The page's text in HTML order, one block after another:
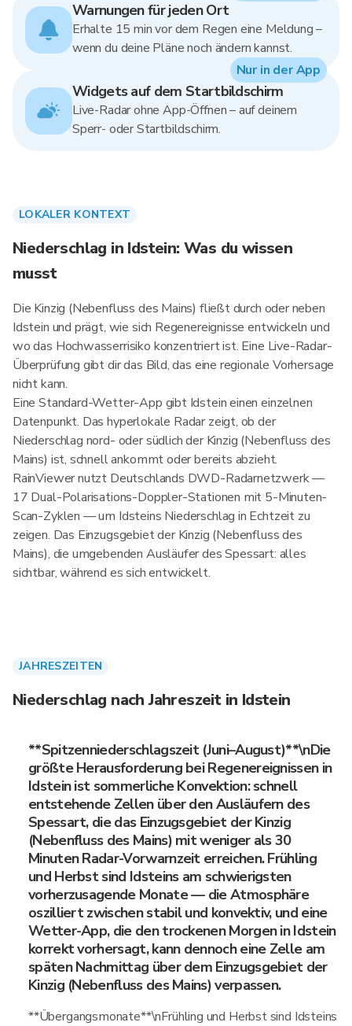
Warnungen für jeden Ort
Erhalte 15 min vor dem Regen eine Meldung –
wenn du deine Pläne noch ändern kannst.
Widgets auf dem Startbildschirm
Live-Radar ohne App-Öffnen – auf deinem
Sperr- oder Startbildschirm.
Nur in der App
LOKALER KONTEXT
Niederschlag in Idstein: Was du wissen
musst
Die Kinzig (Nebenfluss des Mains) fließt durch oder neben
Idstein und prägt, wie sich Regenereignisse entwickeln und
wo das Hochwasserrisiko konzentriert ist. Eine Live-Radar-
Überprüfung gibt dir das Bild, das eine regionale Vorhersage
nicht kann.
Eine Standard-Wetter-App gibt Idstein einen einzelnen
Datenpunkt. Das hyperlokale Radar zeigt, ob der
Niederschlag nord- oder südlich der Kinzig (Nebenfluss des
Mains) ist, schnell ankommt oder bereits abzieht.
RainViewer nutzt Deutschlands DWD-Radarnetzwerk —
17 Dual-Polarisations-Doppler-Stationen mit 5-Minuten-
Scan-Zyklen — um Idsteins Niederschlag in Echtzeit zu
zeigen. Das Einzugsgebiet der Kinzig (Nebenfluss des
Mains), die umgebenden Ausläufer des Spessart: alles
sichtbar, während es sich entwickelt.
JAHRESZEITEN
Niederschlag nach Jahreszeit in Idstein
**Spitzenniederschlagszeit (Juni–August)**\nDie
größte Herausforderung bei Regenereignissen in
Idstein ist sommerliche Konvektion: schnell
entstehende Zellen über den Ausläufern des
Spessart, die das Einzugsgebiet der Kinzig
(Nebenfluss des Mains) mit weniger als 30
Minuten Radar-Vorwarnzeit erreichen. Frühling
und Herbst sind Idsteins am schwierigsten
vorherzusagende Monate — die Atmosphäre
oszilliert zwischen stabil und konvektiv, und eine
Wetter-App, die den trockenen Morgen in Idstein
korrekt vorhersagt, kann dennoch eine Zelle am
späten Nachmittag über dem Einzugsgebiet der
Kinzig (Nebenfluss des Mains) verpassen.
**Übergangsmonate**\nFrühling und Herbst sind Idsteins